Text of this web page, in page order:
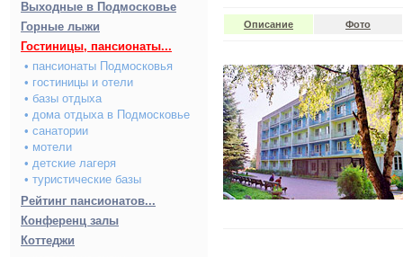
Выходные в Подмосковье
Горные лыжи
Гостиницы, пансионаты...
• пансионаты Подмосковья
• гостиницы и отели
• базы отдыха
• дома отдыха в Подмосковье
• санатории
• мотели
• детские лагеря
• туристические базы
Рейтинг пансионатов...
Конференц залы
Коттеджи
Описание Фото